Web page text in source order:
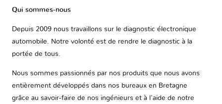
Qui sommes-nous
Depuis 2009 nous travaillons sur le diagnostic électronique
automobile. Notre volonté est de rendre le diagnostic à la
portée de tous.
Nous sommes passionnés par nos produits que nous avons
entièrement développés dans nos bureaux en Bretagne
grâce au savoir-faire de nos ingénieurs et à l'aide de notre